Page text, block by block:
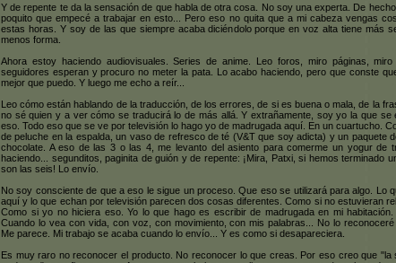
Y de repente te da la sensación de que habla de otra cosa. No soy una experta. De
poquito que empecé a trabajar en esto... Pero eso no quita que a mi cabeza vengas
estas horas. Y soy de las que siempre acaba diciéndolo porque en voz alta tiene más
menos forma.
Ahora estoy haciendo audiovisuales. Series de anime. Leo foros, miro páginas,
seguidores esperan y procuro no meter la pata. Lo acabo haciendo, pero que conste
mejor que puedo. Y luego me echo a reír...
Leo cómo están hablando de la traducción, de los errores, de si es buena o mala, de la
no sé quien y a ver cómo se traducirá lo de más allá. Y extrañamente, soy yo la que se
eso. Todo eso que se ve por televisión lo hago yo de madrugada aquí. En un cuartucho.
de peluche en la espalda, un vaso de refresco de té (V&T que soy adicta) y un paquete
chocolate. A eso de las 3 o las 4, me levanto del asiento para comerme un yogur de
haciendo... segunditos, paginita de guión y de repente: ¡Mira, Patxi, si hemos terminado
son las seis! Lo envío.
No soy consciente de que a eso le sigue un proceso. Que eso se utilizará para algo. Lo
aquí y lo que echan por televisión parecen dos cosas diferentes. Como si no estuvieran
Como si yo no hiciera eso. Yo lo que hago es escribir de madrugada en mi habitación.
Cuando lo vea con vida, con voz, con movimiento, con mis palabras... No lo reconoceré
Me parece. Mi trabajo se acaba cuando lo envío... Y es como si desapareciera.
Es muy raro no reconocer el producto. No reconocer lo que creas. Por eso creo que "la